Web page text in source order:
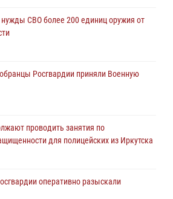
автомобиль в Иркутске
в Иркутской области
СВО более 200 единиц оружия от
Росгвардии приняли Военную
проводить занятия по
для полицейских из Иркутска
оперативно разыскали